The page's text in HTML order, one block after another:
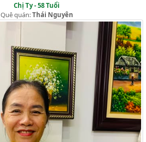
Chị Ty - 58 Tuổi
Quê quán:Thái Nguyên